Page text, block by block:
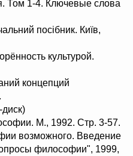
Том 1-4. Ключевые слова
посібник. Київ,
культурой.
концепций
М., 1992. Стр. 3-57.
возможного. Введение
философии", 1999,